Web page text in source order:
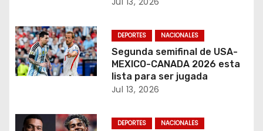
r
a
d
s
DEPORTES NACIONALES
Segunda semifinal de USA-
MEXICO-CANADA 2026 esta
lista para ser jugada
Jul 13, 2026
DEPORTES NACIONALES